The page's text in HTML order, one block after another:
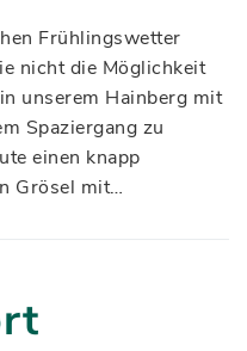
Frühlingswetter
nicht die Möglichkeit
unserem Hainberg mit
Spaziergang zu
einen knapp
Grösel mit…